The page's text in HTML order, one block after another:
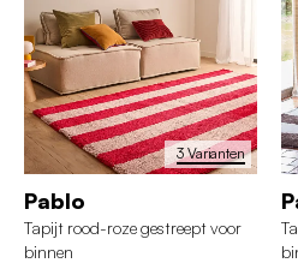
3 Varianten
Pablo
Tapijt rood-roze gestreept voor
binnen